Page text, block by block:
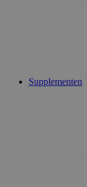
Supplementen